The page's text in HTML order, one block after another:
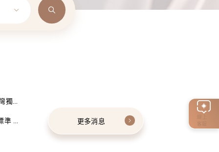
線上
客服
獨家
建 更多消息